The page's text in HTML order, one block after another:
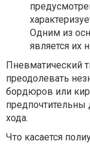
Одним из
является их
Пневматический
преодолевать
бордюров или
предпочтительны
хода.
Что касается